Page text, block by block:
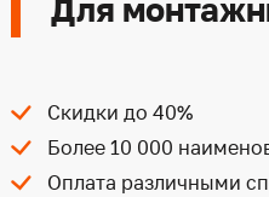
Для
Скидки до 40%
Более 10 000
Оплата различными